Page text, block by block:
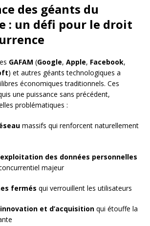
des géants du
: un défi pour le droit
GAFAM (Google, Apple, Facebook,
) et autres géants technologiques a
économiques traditionnels. Ces
une puissance sans précédent,
problématiques :
massifs qui renforcent naturellement
des données personnelles
majeur
fermés qui verrouillent les utilisateurs
et d’acquisition qui étouffe la